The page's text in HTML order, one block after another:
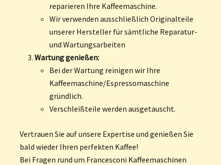
reparieren Ihre Kaffeemaschine.
Wir verwenden ausschließlich Originalteile
unserer Hersteller für sämtliche Reparatur-
und Wartungsarbeiten
Wartung genießen:
Bei der Wartung reinigen wir Ihre
Kaffeemaschine/Espressomaschine
gründlich.
Verschleißteile werden ausgetauscht.
Vertrauen Sie auf unsere Expertise und genießen Sie
bald wieder Ihren perfekten Kaffee!
Bei Fragen rund um Francesconi Kaffeemaschinen